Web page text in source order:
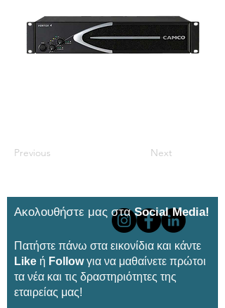
Previous Next
Ακολουθήστε μας σταSocial Media!
Πατήστε πάνω στα εικονίδια και κάντε
Like ή Followγια να μαθαίνετε πρώτοι
τα νέα και τις δραστηριότητες της
εταιρείας μας!